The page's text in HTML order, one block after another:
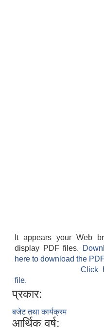
It appears your Web
display PDF files.
here to download the
Click
file.
प्रकार:
बजेट तथा कार्यक्रम
आर्थिक वर्ष: